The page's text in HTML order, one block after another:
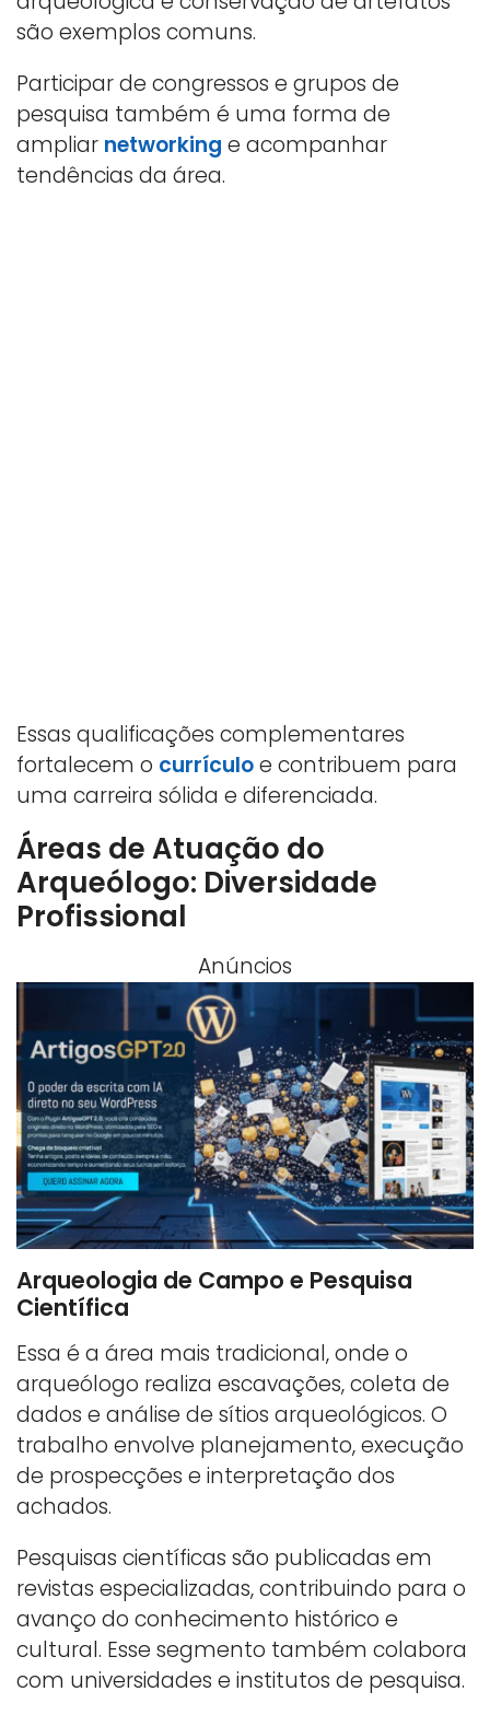
são exemplos comuns.
Participar de congressos e grupos de
pesquisa também é uma forma de
ampliar networking e acompanhar
tendências da área.
Essas qualificações complementares
fortalecem o currículoe contribuem para
uma carreira sólida e diferenciada.
Áreas de Atuação do
Arqueólogo: Diversidade
Profissional
Anúncios
Arqueologia de Campo e Pesquisa
Científica
Essa é a área mais tradicional, onde o
arqueólogo realiza escavações, coleta de
dados e análise de sítios arqueológicos. O
trabalho envolve planejamento, execução
de prospecções e interpretação dos
achados.
Pesquisas científicas são publicadas em
revistas especializadas, contribuindo para o
avanço do conhecimento histórico e
cultural. Esse segmento também colabora
com universidades e institutos de pesquisa.